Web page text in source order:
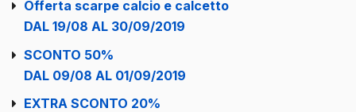
Offerta scarpe calcio e calcetto
DAL 19/08 AL 30/09/2019
SCONTO 50%
DAL 09/08 AL 01/09/2019
EXTRA SCONTO 20%